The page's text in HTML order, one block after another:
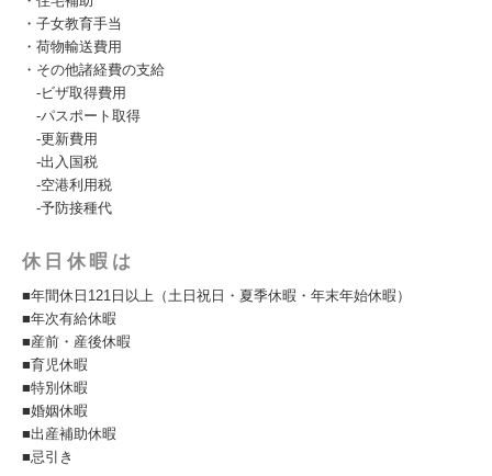
・子女教育手当
・荷物輸送費用
・その他諸経費の支給
-ビザ取得費用
-パスポート取得
-更新費用
-出入国税
-空港利用税
-予防接種代
休日休暇は
■年間休日121日以上（土日祝日・夏季休暇・年末年始休暇）
■年次有給休暇
■産前・産後休暇
■育児休暇
■特別休暇
■婚姻休暇
■出産補助休暇
■忌引き